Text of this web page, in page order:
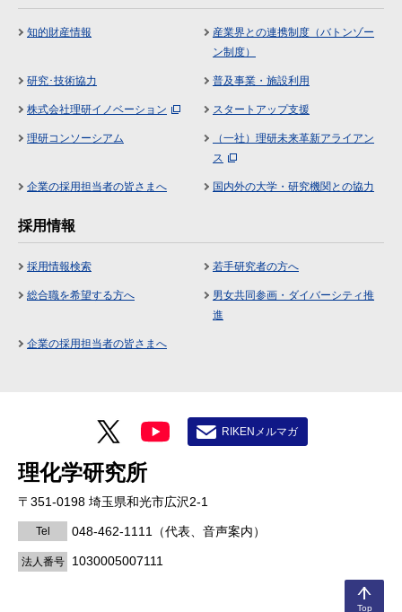
Top
知的財産情報
産業界との連携制度（バトンゾー
ン制度）
研究･技術協力 普及事業・施設利用
株式会社理研イノベーション スタートアップ支援
理研コンソーシアム
（一社）理研未来革新アライアン
ス
企業の採用担当者の皆さまへ 国内外の大学・研究機関との協力
採用情報
採用情報検索 若手研究者の方へ
総合職を希望する方へ
男女共同参画・ダイバーシティ推
進
企業の採用担当者の皆さまへ
理化学研究所
〒351-0198 埼玉県和光市広沢2-1
Tel 048-462-1111 （代表、音声案内）
法人番号 1030005007111
RIKENメルマガ